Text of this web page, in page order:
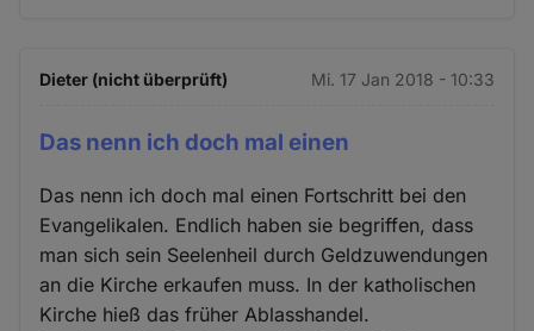
Dieter (nicht überprüft) Mi. 17 Jan 2018 - 10:33
Das nenn ich doch mal einen
Das nenn ich doch mal einen Fortschritt bei den
Evangelikalen. Endlich haben sie begriffen, dass
man sich sein Seelenheil durch Geldzuwendungen
an die Kirche erkaufen muss. In der katholischen
Kirche hieß das früher Ablasshandel.